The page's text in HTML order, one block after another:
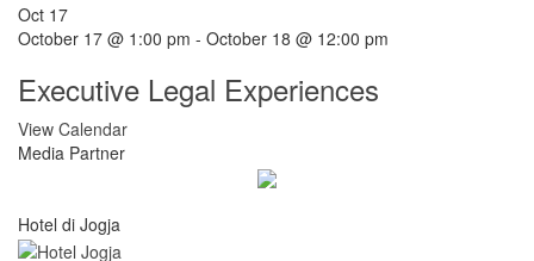
Oct 17
October 17 @ 1:00 pm - October 18 @ 12:00 pm
Executive Legal Experiences
View Calendar
Media Partner
Hotel di Jogja